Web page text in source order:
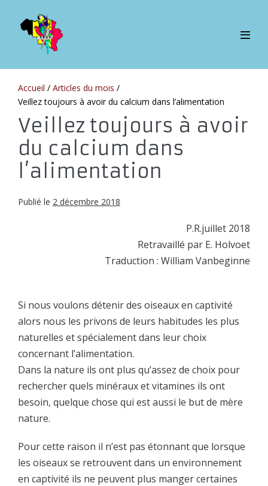
contenu
Accueil / Articles du mois /
Veillez toujours à avoir du calcium dans l’alimentation
Veillez toujours à avoir
du calcium dans
l’alimentation
Publié le 2 décembre 2018
P.R.juillet 2018
Retravaillé par E. Holvoet
Traduction : William Vanbeginne
Si nous voulons détenir des oiseaux en captivité
alors nous les privons de leurs habitudes les plus
naturelles et spécialement dans leur choix
concernant l’alimentation.
Dans la nature ils ont plus qu’assez de choix pour
rechercher quels minéraux et vitamines ils ont
besoin, quelque chose qui est aussi le but de mère
nature.
Pour cette raison il n’est pas étonnant que lorsque
les oiseaux se retrouvent dans un environnement
en captivité ils ne peuvent plus manger certaines